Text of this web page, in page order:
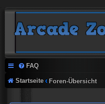
FAQ
Startseite Foren-Übersicht